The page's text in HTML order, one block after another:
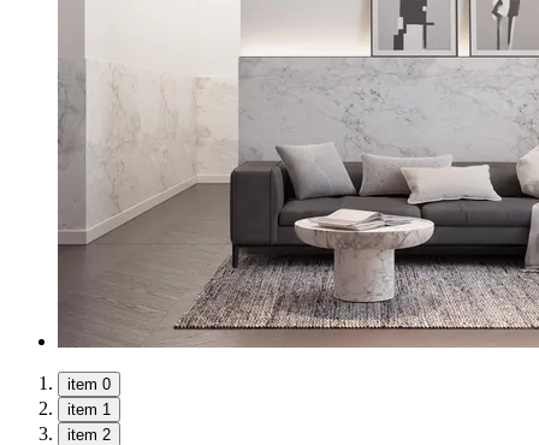
item 0
item 1
item 2